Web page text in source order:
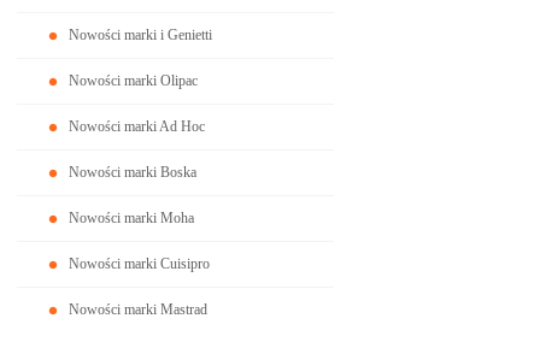
Nowości marki i Genietti
Nowości marki Olipac
Nowości marki Ad Hoc
Nowości marki Boska
Nowości marki Moha
Nowości marki Cuisipro
Nowości marki Mastrad